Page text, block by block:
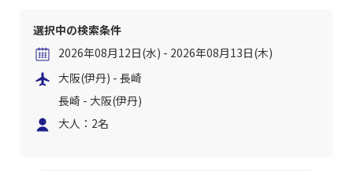
選択中の検索条件
2026年08月12日(水) - 2026年08月13日(木)
大阪(伊丹) - 長崎
長崎 - 大阪(伊丹)
大人：2名